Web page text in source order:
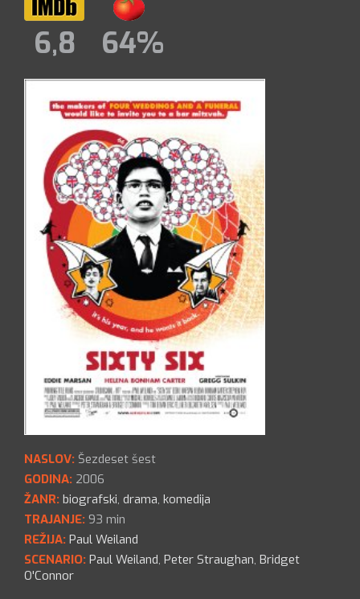
6,8 64%
NASLOV: Šezdeset šest
GODINA: 2006
ŽANR: biografski, drama, komedija
TRAJANJE: 93 min
REŽIJA: Paul Weiland
SCENARIO: Paul Weiland, Peter Straughan, Bridget
O'Connor